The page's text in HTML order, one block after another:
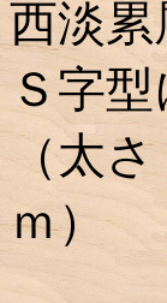
西淡
Ｓ字
（太
ｍ）